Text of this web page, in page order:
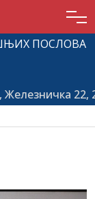
ПОСЛОВА
22,